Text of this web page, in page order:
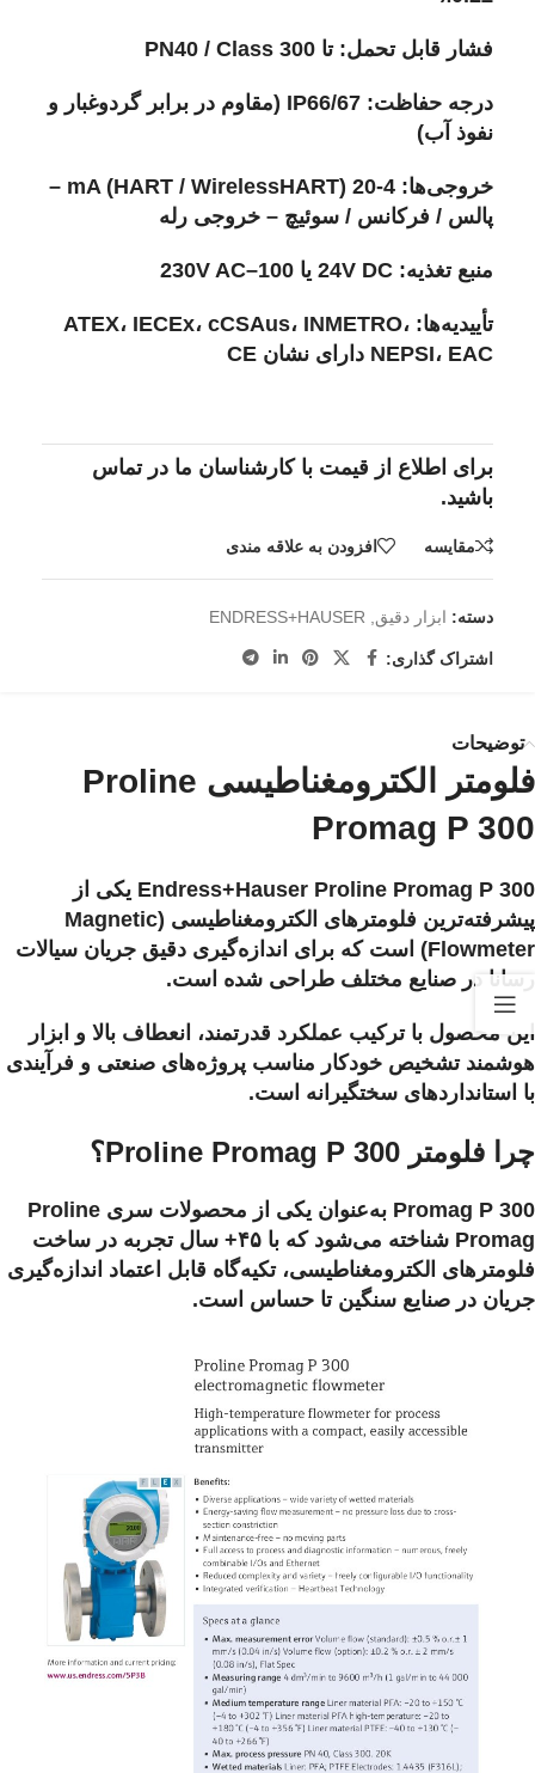
فشار قابل تحمل: تا PN40 / Class 300
درجه حفاظت: IP66/67 (مقاوم در برابر گردوغبار و
نفوذ آب)
خروجی‌ها: 4-20 mA (HART / WirelessHART) –
پالس / فرکانس / سوئیچ – خروجی رله
منبع تغذیه: 24V DC یا 100–230V AC
تأییدیه‌ها: ATEX، IECEx، cCSAus، INMETRO،
NEPSI، EAC دارای نشان CE
برای اطلاع از قیمت با کارشناسان ما در تماس
باشید.
مقايسه افزودن به علاقه مندی
دسته: ابزار دقیق ENDRESS+HAUSER
اشتراک گذاری:
توضیحات
فلومتر الکترومغناطیسی Proline
Promag P 300
Endress+Hauser Proline Promag P 300 یکی از
پیشرفته‌ترین فلومترهای الکترومغناطیسی (Magnetic
Flowmeter) است که برای اندازه‌گیری دقیق جریان سیالات
رسانا در صنایع مختلف طراحی شده است.
این محصول با ترکیب عملکرد قدرتمند، انعطاف بالا و ابزار
هوشمند تشخیص خودکار مناسب پروژه‌های صنعتی و فرآیندی
با استانداردهای سختگیرانه است.
چرا فلومتر Proline Promag P 300؟
Promag P 300 به‌عنوان یکی از محصولات سری Proline
Promag شناخته می‌شود که با ۴۵+ سال تجربه در ساخت
فلومترهای الکترومغناطیسی، تکیه‌گاه قابل اعتماد اندازه‌گیری
جریان در صنایع سنگین تا حساس است.